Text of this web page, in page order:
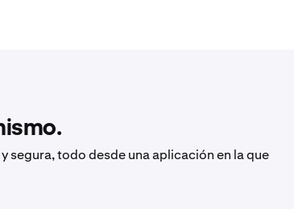
segura, todo desde una aplicación en la que